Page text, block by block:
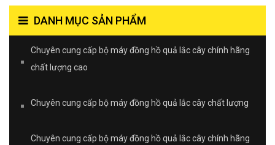
DANH MỤC SẢN PHẨM
Chuyên cung cấp bộ máy đồng hồ quả lắc cây chính hãng
chất lượng cao
Chuyên cung cấp bộ máy đồng hồ quả lắc cây chất lượng
Chuyên cung cấp bộ máy đồng hồ quả lắc cây chính hãng